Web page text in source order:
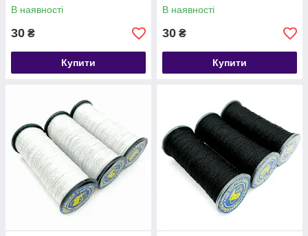
В наявності
30 ₴
Купити
В наявності
30 ₴
Купити